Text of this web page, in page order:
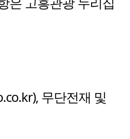
무단전재 및